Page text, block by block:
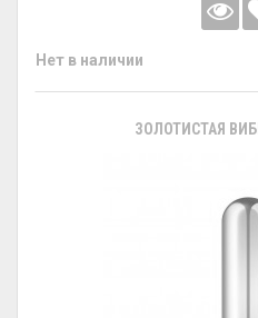
Нет в наличии
ЗОЛОТИСТАЯ